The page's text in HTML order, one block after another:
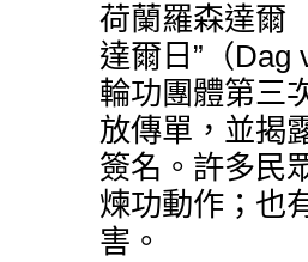
荷蘭羅森達爾
達爾日”（Dag
輪功團體第三
放傳單，並揭
簽名。許多民
煉功動作；也
害。